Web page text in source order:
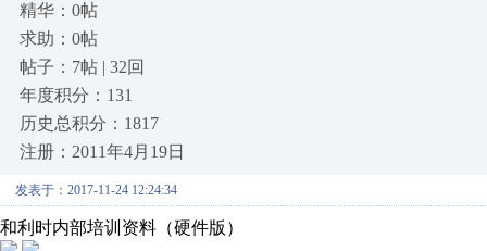
精华：0帖
求助：0帖
帖子：7帖 | 32回
年度积分：131
历史总积分：1817
注册：2011年4月19日
发表于：2017-11-24 12:24:34
和利时内部培训资料（硬件版）